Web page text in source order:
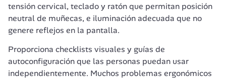
tensión cervical, teclado y ratón que permitan posición
neutral de muñecas, e iluminación adecuada que no
genere reflejos en la pantalla.
Proporciona checklists visuales y guías de
autoconfiguración que las personas puedan usar
independientemente. Muchos problemas ergonómicos